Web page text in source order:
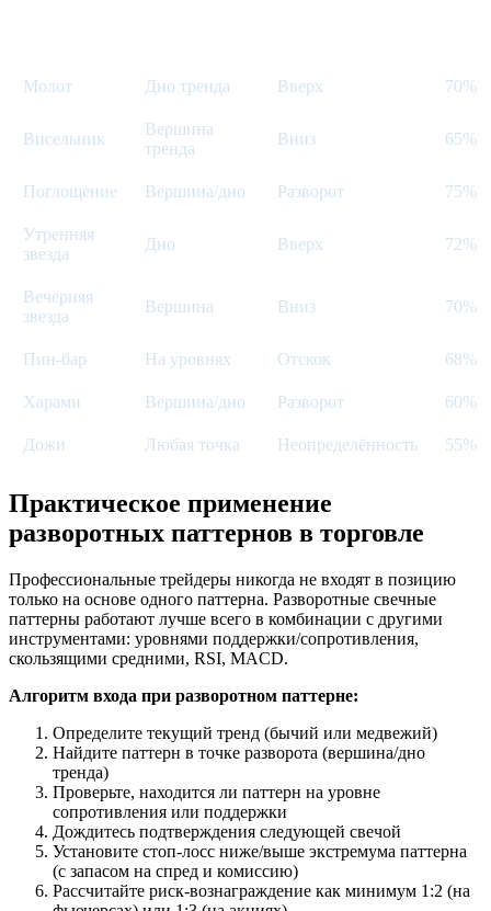
Молот Дно тренда Вверх 70%
Висельник
Вершина
тренда
Вниз 65%
Поглощение Вершина/дно Разворот 75%
Утренняя
звезда
Дно Вверх 72%
Вечерняя
звезда
Вершина Вниз 70%
Пин-бар На уровнях Отскок 68%
Харами Вершина/дно Разворот 60%
Дожи Любая точка Неопределённость 55%
Практическое применение
разворотных паттернов в торговле
Профессиональные трейдеры никогда не входят в позицию
только на основе одного паттерна. Разворотные свечные
паттерны работают лучше всего в комбинации с другими
инструментами: уровнями поддержки/сопротивления,
скользящими средними, RSI, MACD.
Алгоритм входа при разворотном паттерне:
Определите текущий тренд (бычий или медвежий)
Найдите паттерн в точке разворота (вершина/дно
тренда)
Проверьте, находится ли паттерн на уровне
сопротивления или поддержки
Дождитесь подтверждения следующей свечой
Установите стоп-лосс ниже/выше экстремума паттерна
(с запасом на спред и комиссию)
Рассчитайте риск-вознаграждение как минимум 1:2 (на